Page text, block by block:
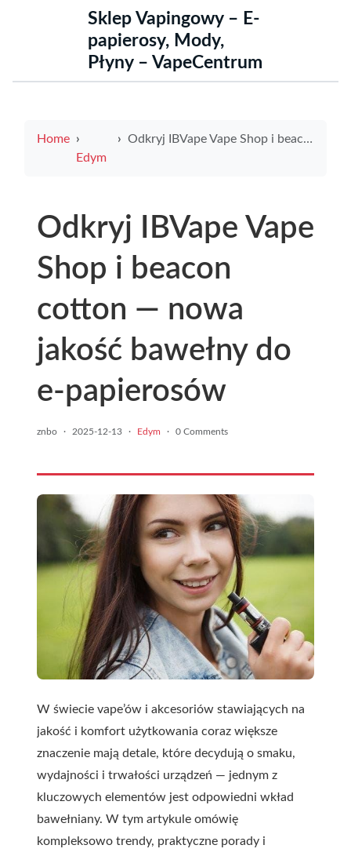
Sklep Vapingowy – E-
papierosy, Mody,
Płyny – VapeCentrum
Home
Edym
Odkryj IBVape Vape Shop i beacon cotton — nowa jakość bawełny do e-papierosów
Odkryj IBVape Vape
Shop i beacon
cotton — nowa
jakość bawełny do
e-papierosów
znbo · 2025-12-13 · Edym · 0 Comments
W świecie vape’ów i akcesoriów stawiających na
jakość i komfort użytkowania coraz większe
znaczenie mają detale, które decydują o smaku,
wydajności i trwałości urządzeń — jednym z
kluczowych elementów jest odpowiedni wkład
bawełniany. W tym artykule omówię
kompleksowo trendy, praktyczne porady i